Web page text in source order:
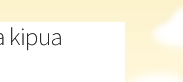
kipua